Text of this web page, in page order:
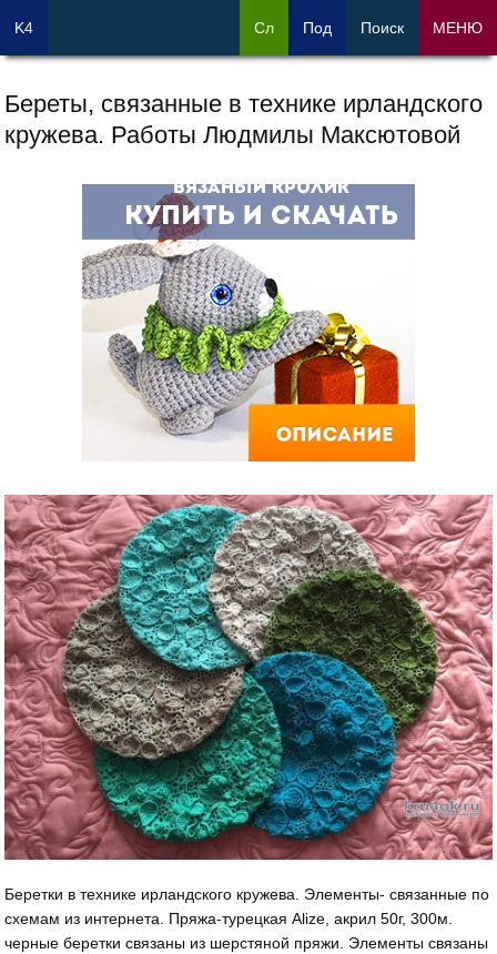
Береты, связанные в технике ирландского
кружева. Работы Людмилы Максютовой
Беретки в технике ирландского кружева. Элементы- связанные по
схемам из интернета. Пряжа-турецкая Alize, акрил 50г, 300м.
черные беретки связаны из шерстяной пряжи. Элементы связаны
K4 Сл Под Поиск МЕНЮ